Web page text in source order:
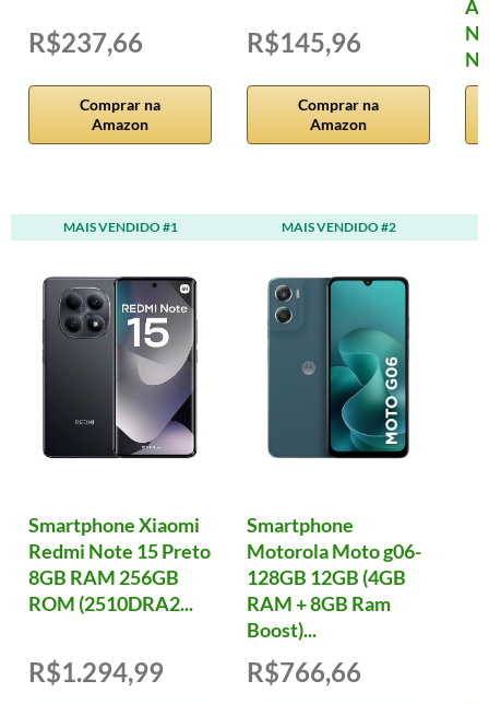
R$237,66
Comprar na
Amazon
R$145,96
Comprar na
Amazon
MAIS VENDIDO #1
Smartphone Xiaomi
Redmi Note 15 Preto
8GB RAM 256GB
ROM (2510DRA2...
R$1.294,99
MAIS VENDIDO #2
Smartphone
Motorola Moto g06-
128GB 12GB (4GB
RAM + 8GB Ram
Boost)...
R$766,66